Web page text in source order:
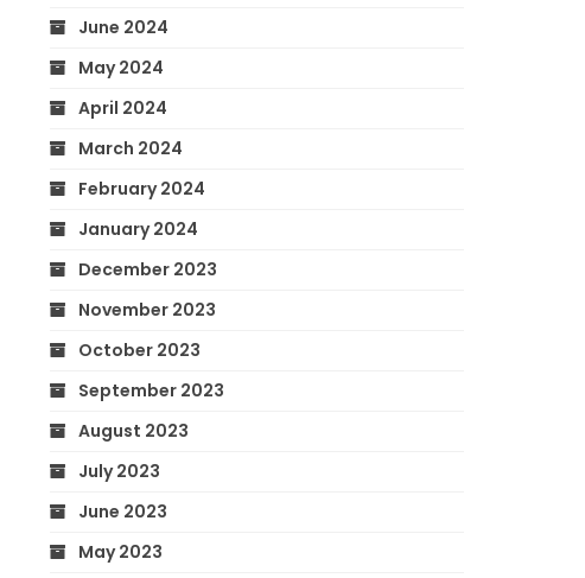
June 2024
May 2024
April 2024
March 2024
February 2024
January 2024
December 2023
November 2023
October 2023
September 2023
August 2023
July 2023
June 2023
May 2023